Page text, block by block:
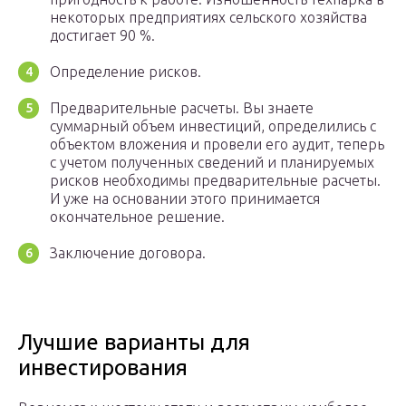
некоторых предприятиях сельского хозяйства
достигает 90 %.
Определение рисков.
Предварительные расчеты. Вы знаете
суммарный объем инвестиций, определились с
объектом вложения и провели его аудит, теперь
с учетом полученных сведений и планируемых
рисков необходимы предварительные расчеты.
И уже на основании этого принимается
окончательное решение.
Заключение договора.
Лучшие варианты для
инвестирования